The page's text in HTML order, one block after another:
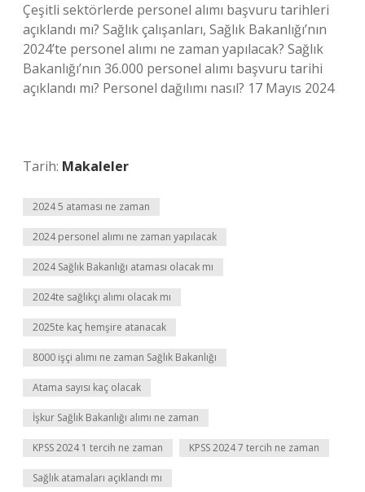
Çeşitli sektörlerde personel alımı başvuru tarihleri ​​
açıklandı mı? Sağlık çalışanları, Sağlık Bakanlığı’nın
2024’te personel alımı ne zaman yapılacak? Sağlık
Bakanlığı’nın 36.000 personel alımı başvuru tarihi
açıklandı mı? Personel dağılımı nasıl? 17 Mayıs 2024
Tarih: Makaleler
2024 5 ataması ne zaman
2024 personel alımı ne zaman yapılacak
2024 Sağlık Bakanlığı ataması olacak mı
2024te sağlıkçı alımı olacak mı
2025te kaç hemşire atanacak
8000 işçi alımı ne zaman Sağlık Bakanlığı
Atama sayısı kaç olacak
İşkur Sağlık Bakanlığı alımı ne zaman
KPSS 2024 1 tercih ne zaman KPSS 2024 7 tercih ne zaman
Sağlık atamaları açıklandı mı